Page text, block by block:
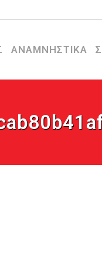
ΑΝΑΜΝΗΣΤΙΚΑ